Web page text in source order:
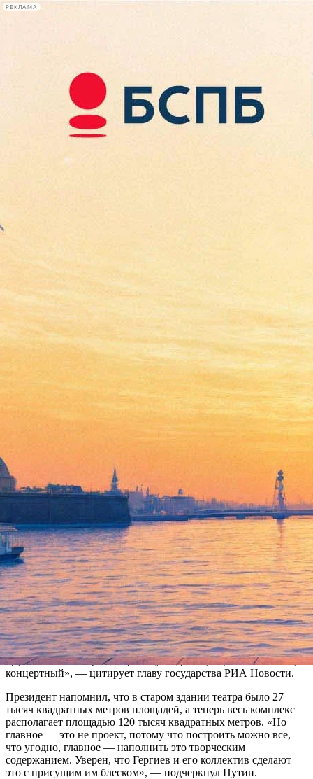
РЕКЛАМА
Сегодня:
2026.08.10
06:12
Афиша Plus
Путин поздравил Гергиева с
60-летием шуткой
02:44 Версия для печати
Президент России Владимир Путин в четверг посетил
открытие новой сцены Мариинского театра и шуткой
поздравил с юбилеем его художественного руководителя
Валерия Гергиева. Об этом сообщают российские
информагентства.
Путин присоединился к гостям банкета, который начался
после гала-концерта и был посвящен как 60-летнему юбилею
Гергиева, так и открытию новой сцены театра.
Оговорившись, что рискует позволить себе шутку, Путин
отметил, что Гергиева можно узнать по лысине.
«Это говорит о том, что он много работает. Но теперь ему
придется работать еще больше: теперь Мариинка — это
крупнейший в мире центр — культурный, образовательный,
концертный», — цитирует главу государства РИА Новости.
Президент напомнил, что в старом здании театра было 27
тысяч квадратных метров площадей, а теперь весь комплекс
располагает площадью 120 тысяч квадратных метров. «Но
главное — это не проект, потому что построить можно все,
что угодно, главное — наполнить это творческим
содержанием. Уверен, что Гергиев и его коллектив сделают
это с присущим им блеском», — подчеркнул Путин.